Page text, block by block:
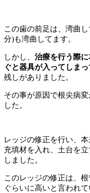
この歯の前足は、湾曲
分)も湾曲してます。
しかし、 治療を行う際
ぐと器具が入ってしま
残しがありました。
その事が原因で根尖病
した。
レッジの修正を行い、
充填材を入れ、土台を
しました。
このレッジの修正は、
ぐらいに高いと言われて